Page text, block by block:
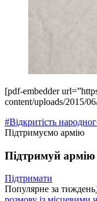
[pdf-embedder
content/uploads/2015/
#Відкритість
Підтримуємо армію
Підтримуй
Підтримати
Популярне за тиждень